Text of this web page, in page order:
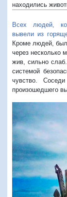
находились
Всех людей,
вывели из
Кроме людей,
через несколько
жив, сильно
системой
чувство.
произошедшего